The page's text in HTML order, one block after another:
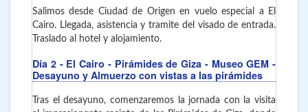
Salimos desde Ciudad de Origen en vuelo especial a El
Cairo. Llegada, asistencia y tramite del visado de entrada.
Traslado al hotel y alojamiento.
Día 2 - El Cairo - Pirámides de Giza - Museo GEM -
Desayuno y Almuerzo con vistas a las pirámides
Tras el desayuno, comenzaremos la jornada con la visita